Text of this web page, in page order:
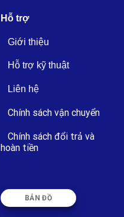
Hỗ trợ
Giới thiệu
Hỗ trợ kỹ thuật
Liên hệ
Chính sách vận chuyển
Chính sách đổi trả và
hoàn tiền
BẢN ĐỒ